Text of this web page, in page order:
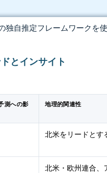
独自推定フレームワークを
とインサイト
測への影
地理的関連性
北米をリードとす
北米・欧州連合、